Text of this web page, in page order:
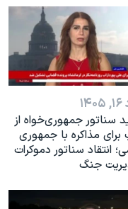
سناتور جمهوری‌خواه از
برای مذاکره با جمهوری
انتقاد سناتور دموکرات
جنگ